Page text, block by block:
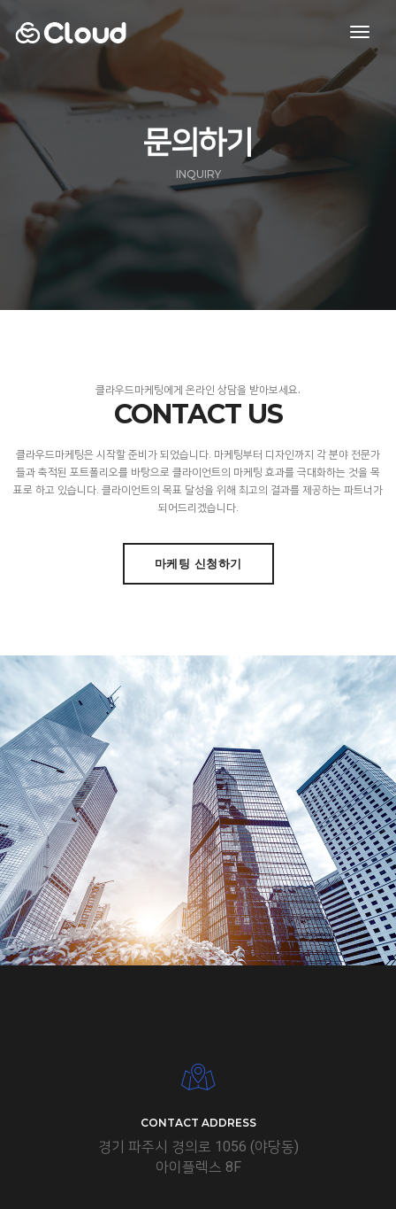
문의하기
INQUIRY
클라우드마케팅에게 온라인 상담을 받아보세요.
CONTACT US
클라우드마케팅은 시작할 준비가 되었습니다. 마케팅부터 디자인까지 각 분야 전문가
들과 축적된 포트폴리오를 바탕으로 클라이언트의 마케팅 효과를 극대화하는 것을 목
표로 하고 있습니다. 클라이언트의 목표 달성을 위해 최고의 결과를 제공하는 파트너가
되어드리겠습니다.
마케팅 신청하기
CONTACT ADDRESS
경기 파주시 경의로 1056 (야당동)
아이플렉스 8F